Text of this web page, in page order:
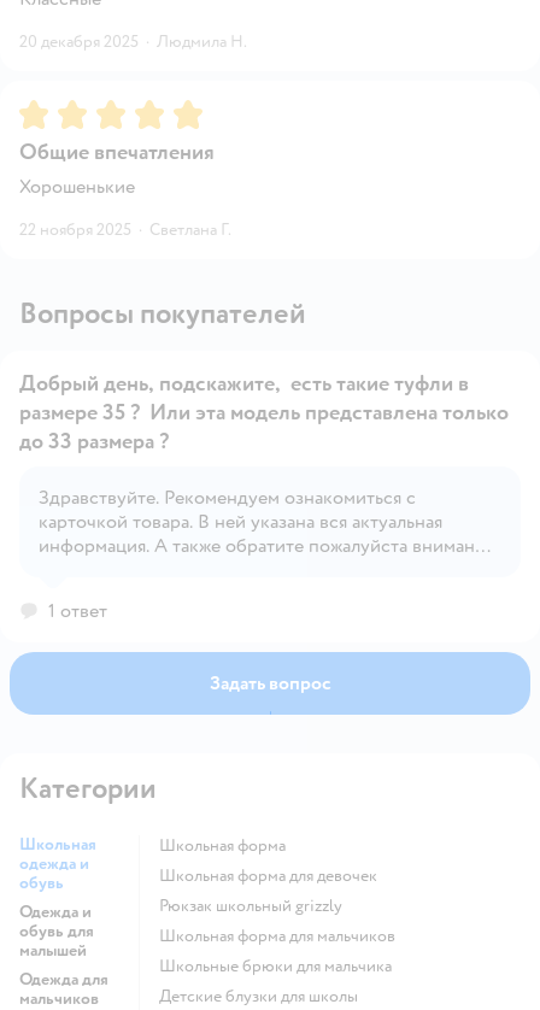
20 декабря 2025 · Людмила Н.
Рейтинг:5
Общие впечатления
Хорошенькие
22 ноября 2025 · Светлана Г.
Вопросы покупателей
Открыть вопрос
Добрый день, подскажите, есть такие туфли в
размере 35 ? Или эта модель представлена только
до 33 размера ?
Здравствуйте. Рекомендуем ознакомиться с
карточкой товара. В ней указана вся актуальная
информация. А также обратите пожалуйста внимание
1 ответ
Задать вопрос
Категории
Школьная
одежда и
обувь
Одежда и
обувь для
малышей
Одежда для
мальчиков
Школьная форма
Школьная форма для девочек
Рюкзак школьный grizzly
Школьная форма для мальчиков
Школьные брюки для мальчика
Детские блузки для школы